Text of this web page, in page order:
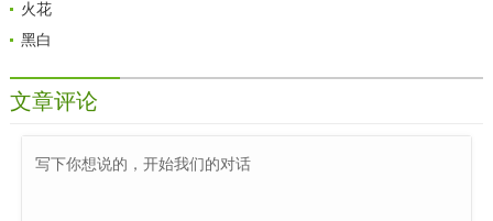
火花
黑白
文章评论